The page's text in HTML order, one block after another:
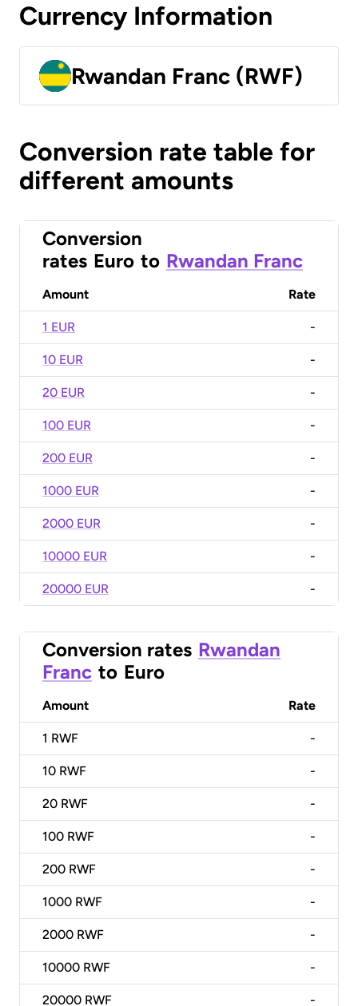
Currency Information
Rwandan Franc (RWF)
Conversion rate table for
different amounts
Conversion
rates Euro to Rwandan Franc
Amount Rate
1 EUR -
10 EUR -
20 EUR -
100 EUR -
200 EUR -
1000 EUR -
2000 EUR -
10000 EUR -
20000 EUR -
Conversion rates Rwandan
Franc to Euro
Amount Rate
1 RWF -
10 RWF -
20 RWF -
100 RWF -
200 RWF -
1000 RWF -
2000 RWF -
10000 RWF -
20000 RWF -